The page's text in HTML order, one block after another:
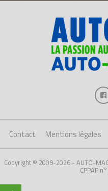
Contact Mentions légales
Copyright © 2009-2026 - AUTO-
CPPAP